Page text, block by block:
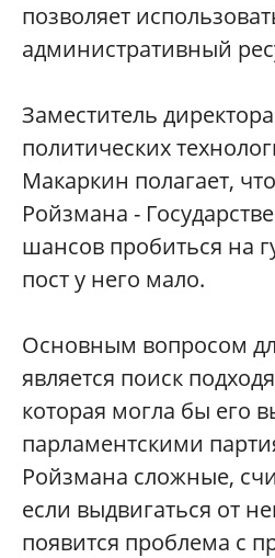
позволяет
административный
Заместитель
политических
Макаркин полагает,
Ройзмана -
шансов пробиться на
пост у него мало.
Основным вопросом
является поиск
которая могла бы его
парламентскими
Ройзмана сложные,
если выдвигаться от
появится проблема с